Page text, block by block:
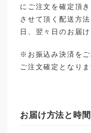
にご注文を確定頂
させて頂く配送方
日、翌々日のお届
※お振込み決済を
ご注文確定となりま
お届け方法と時